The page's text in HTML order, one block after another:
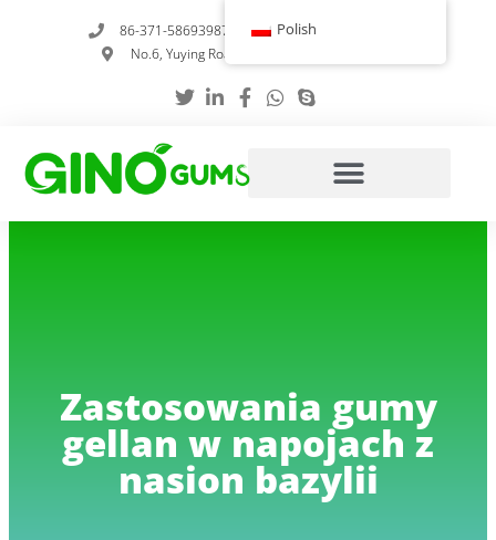
86-371-58693987
info@gumstabilizer.com
No.6, Yuying Road, Zhengzhou, Henan, Chiny
Zastosowania gumy
gellan w napojach z
nasion bazylii
Polish